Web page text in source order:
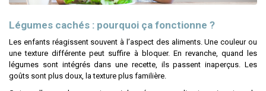
Légumes cachés : pourquoi ça fonctionne ?
Les enfants réagissent souvent à l’aspect des aliments. Une couleur ou
une texture différente peut suffire à bloquer. En revanche, quand les
légumes sont intégrés dans une recette, ils passent inaperçus. Les
goûts sont plus doux, la texture plus familière.